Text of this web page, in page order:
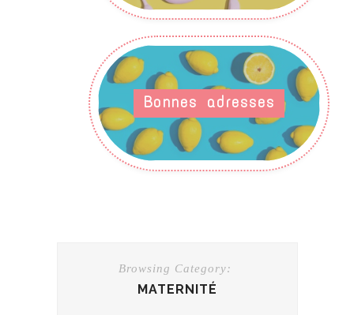
Bonnes adresses
Browsing Category:
MATERNITÉ